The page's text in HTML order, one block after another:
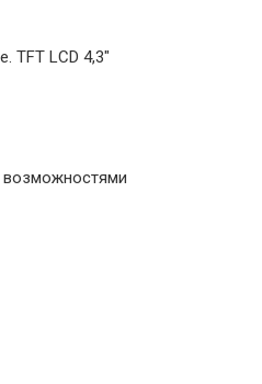
TFT LCD 4,3"
возможностями